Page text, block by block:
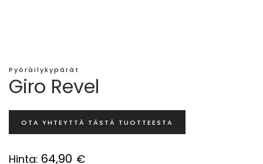
Pyöräilykypärät
Giro Revel
OTA YHTEYTTÄ TÄSTÄ TUOTTEESTA
Hinta: 64,90 €